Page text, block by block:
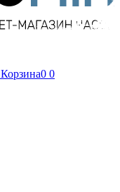
Корзина0 0